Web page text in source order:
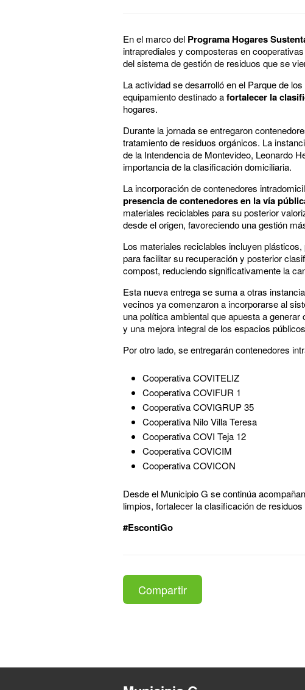
En el marco del Programa Hogares
intraprediales y composteras en
del sistema de gestión de residuos que se
La actividad se desarrolló en el Parque de
equipamiento destinado afortalecer la
hogares.
Durante la jornada se entregaron
tratamiento de residuos orgánicos. La
de la Intendencia de Montevideo, Leonardo
importancia de la clasificación domiciliaria.
La incorporación de contenedores
presencia de contenedores en la vía
materiales reciclables para su posterior
desde el origen, favoreciendo una gestión
Los materiales reciclables incluyen
para facilitar su recuperación y posterior
compost, reduciendo significativamente la
Esta nueva entrega se suma a otras
vecinos ya comenzaron a incorporarse al
una política ambiental que apuesta a
y una mejora integral de los espacios
Por otro lado, se entregarán contenedores
Cooperativa COVITELIZ
Cooperativa COVIFUR 1
Cooperativa COVIGRUP 35
Cooperativa Nilo Villa Teresa
Cooperativa COVI Teja 12
Cooperativa COVICIM
Cooperativa COVICON
Desde el Municipio G se continúa
limpios, fortalecer la clasificación de
#EscontiGo
Compartir